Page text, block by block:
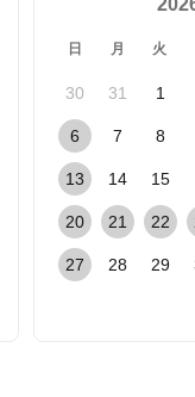
日 月 火
30 31 1
6 7 8
13 14 15
20 21 22
27 28 29